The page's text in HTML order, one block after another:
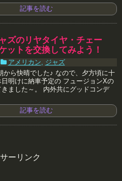
記事を読む
ズのリヤタイヤ・チェー
ットを交換してみよう！
アメリカン
ジャズ
から快晴でした♪ なので、夕方頃に十
明けに納車予定の フュージョンXの
ました～。 内外共にグッドコンデ
記事を読む
ーリンク